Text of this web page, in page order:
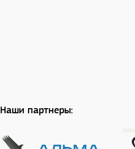
Наши партнеры: